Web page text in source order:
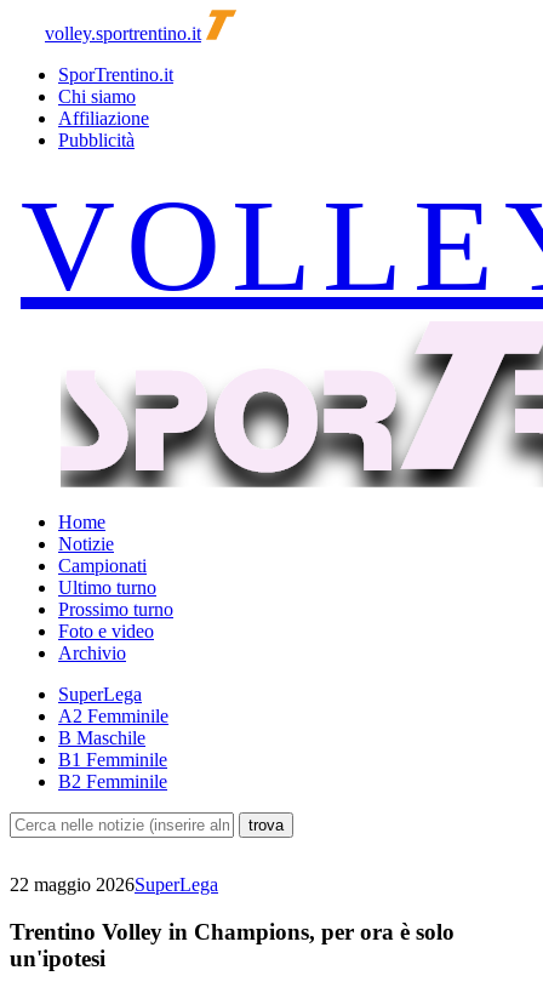
volley.sportrentino.it
SporTrentino.it
Chi siamo
Affiliazione
Pubblicità
Home
Notizie
Campionati
Ultimo turno
Prossimo turno
Foto e video
Archivio
SuperLega
A2 Femminile
B Maschile
B1 Femminile
B2 Femminile
22 maggio 2026SuperLega
Trentino Volley in Champions, per ora è solo
un'ipotesi